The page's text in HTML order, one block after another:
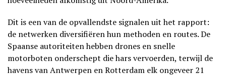
Dit is een van de opvallendste signalen uit het rapport:
de netwerken diversifiëren hun methoden en routes. De
Spaanse autoriteiten hebben drones en snelle
motorboten onderschept die hars vervoerden, terwijl de
havens van Antwerpen en Rotterdam elk ongeveer 21